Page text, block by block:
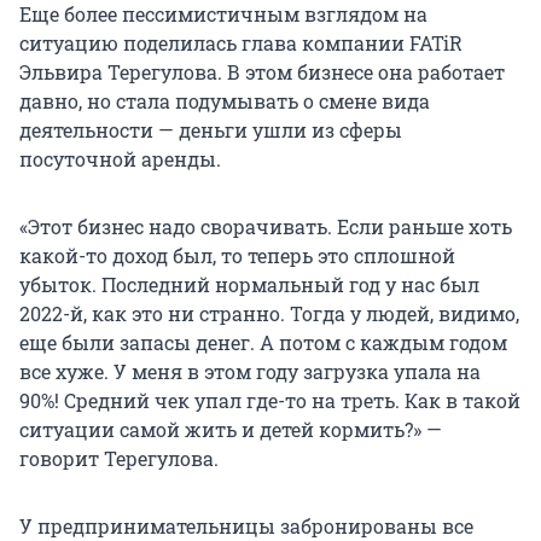
Еще более пессимистичным взглядом на
ситуацию поделилась глава компании FATiR
Эльвира Терегулова. В этом бизнесе она работает
давно, но стала подумывать о смене вида
деятельности — деньги ушли из сферы
посуточной аренды.
«Этот бизнес надо сворачивать. Если раньше хоть
какой-то доход был, то теперь это сплошной
убыток. Последний нормальный год у нас был
2022-й, как это ни странно. Тогда у людей, видимо,
еще были запасы денег. А потом с каждым годом
все хуже. У меня в этом году загрузка упала на
90%! Средний чек упал где-то на треть. Как в такой
ситуации самой жить и детей кормить?» —
говорит Терегулова.
У предпринимательницы забронированы все